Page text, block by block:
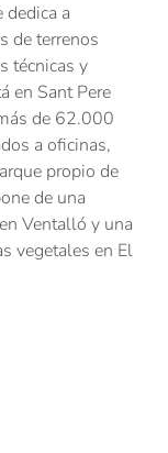
dedica a
de terrenos
técnicas y
en Sant Pere
de 62.000
a oficinas,
propio de
de una
Ventalló y una
vegetales en El